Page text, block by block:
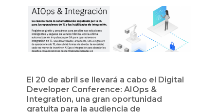
El 20 de abril se llevará a cabo el Digital
Developer Conference: AIOps &
Integration, una gran oportunidad
gratuita para la audiencia de